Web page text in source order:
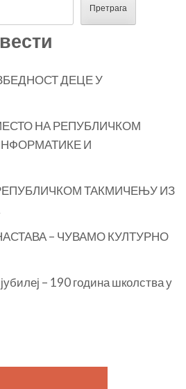
Претрага
ДЕЦЕ У
НА РЕПУБЛИЧКОМ
И
ТАКМИЧЕЊУ ИЗ
– ЧУВАМО КУЛТУРНО
– 190 година школства у